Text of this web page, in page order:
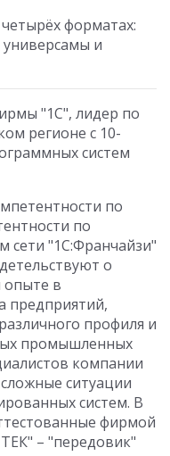
форматах:
и
"1С", лидер по
регионе с 10-
систем
по
по
сети "1С:Франчайзи"
о
опыте в
предприятий,
профиля и
промышленных
компании
ситуации
систем. В
фирмой
– "передовик"